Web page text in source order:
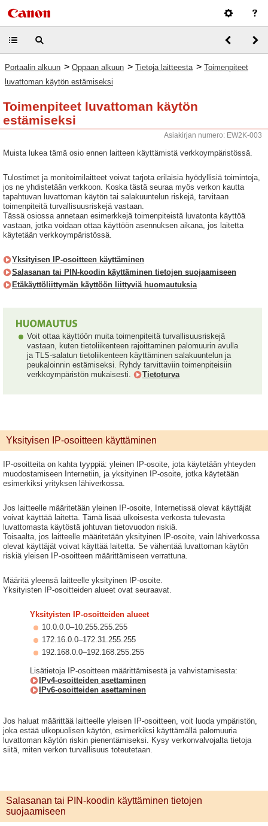
Portaalin alkuun > Oppaan alkuun > Tietoja laitteesta > Toimenpiteet
luvattoman käytön estämiseksi
Toimenpiteet luvattoman käytön
estämiseksi
Asiakirjan numero: EW2K-003
Muista lukea tämä osio ennen laitteen käyttämistä verkkoympäristössä.
Tulostimet ja monitoimilaitteet voivat tarjota erilaisia hyödyllisiä toimintoja,
jos ne yhdistetään verkkoon. Koska tästä seuraa myös verkon kautta
tapahtuvan luvattoman käytön tai salakuuntelun riskejä, tarvitaan
toimenpiteitä turvallisuusriskejä vastaan.
Tässä osiossa annetaan esimerkkejä toimenpiteistä luvatonta käyttöä
vastaan, jotka voidaan ottaa käyttöön asennuksen aikana, jos laitetta
käytetään verkkoympäristössä.
Yksityisen IP-osoitteen käyttäminen
Salasanan tai PIN-koodin käyttäminen tietojen suojaamiseen
Etäkäyttöliittymän käyttöön liittyviä huomautuksia
Voit ottaa käyttöön muita toimenpiteitä turvallisuusriskejä
vastaan, kuten tietoliikenteen rajoittaminen palomuurin avulla
ja TLS-salatun tietoliikenteen käyttäminen salakuuntelun ja
peukaloinnin estämiseksi. Ryhdy tarvittaviin toimenpiteisiin
verkkoympäristön mukaisesti.
Tietoturva
Yksityisen IP-osoitteen käyttäminen
IP-osoitteita on kahta tyyppiä: yleinen IP-osoite, jota käytetään yhteyden
muodostamiseen Internetiin, ja yksityinen IP-osoite, jotka käytetään
esimerkiksi yrityksen lähiverkossa.
Jos laitteelle määritetään yleinen IP-osoite, Internetissä olevat käyttäjät
voivat käyttää laitetta. Tämä lisää ulkoisesta verkosta tulevasta
luvattomasta käytöstä johtuvan tietovuodon riskiä.
Toisaalta, jos laitteelle määritetään yksityinen IP-osoite, vain lähiverkossa
olevat käyttäjät voivat käyttää laitetta. Se vähentää luvattoman käytön
riskiä yleisen IP-osoitteen määrittämiseen verrattuna.
Määritä yleensä laitteelle yksityinen IP-osoite.
Yksityisten IP-osoitteiden alueet ovat seuraavat.
Yksityisten IP-osoitteiden alueet
10.0.0.0–10.255.255.255
172.16.0.0–172.31.255.255
192.168.0.0–192.168.255.255
Lisätietoja IP-osoitteen määrittämisestä ja vahvistamisesta:
IPv4-osoitteiden asettaminen
IPv6-osoitteiden asettaminen
Jos haluat määrittää laitteelle yleisen IP-osoitteen, voit luoda ympäristön,
joka estää ulkopuolisen käytön, esimerkiksi käyttämällä palomuuria
luvattoman käytön riskin pienentämiseksi. Kysy verkonvalvojalta tietoja
siitä, miten verkon turvallisuus toteutetaan.
Salasanan tai PIN-koodin käyttäminen tietojen
suojaamiseen